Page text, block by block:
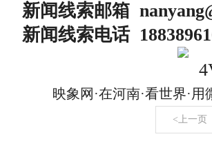
新闻线索邮箱
新闻线索电话
映象网·在河南·看世界·
<上一页